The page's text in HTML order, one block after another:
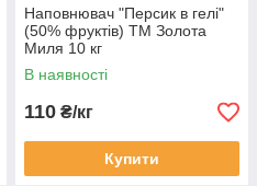
Наповнювач "Персик в гелі"
(50% фруктів) ТМ Золота
Миля 10 кг
В наявності
110 ₴/кг
Купити